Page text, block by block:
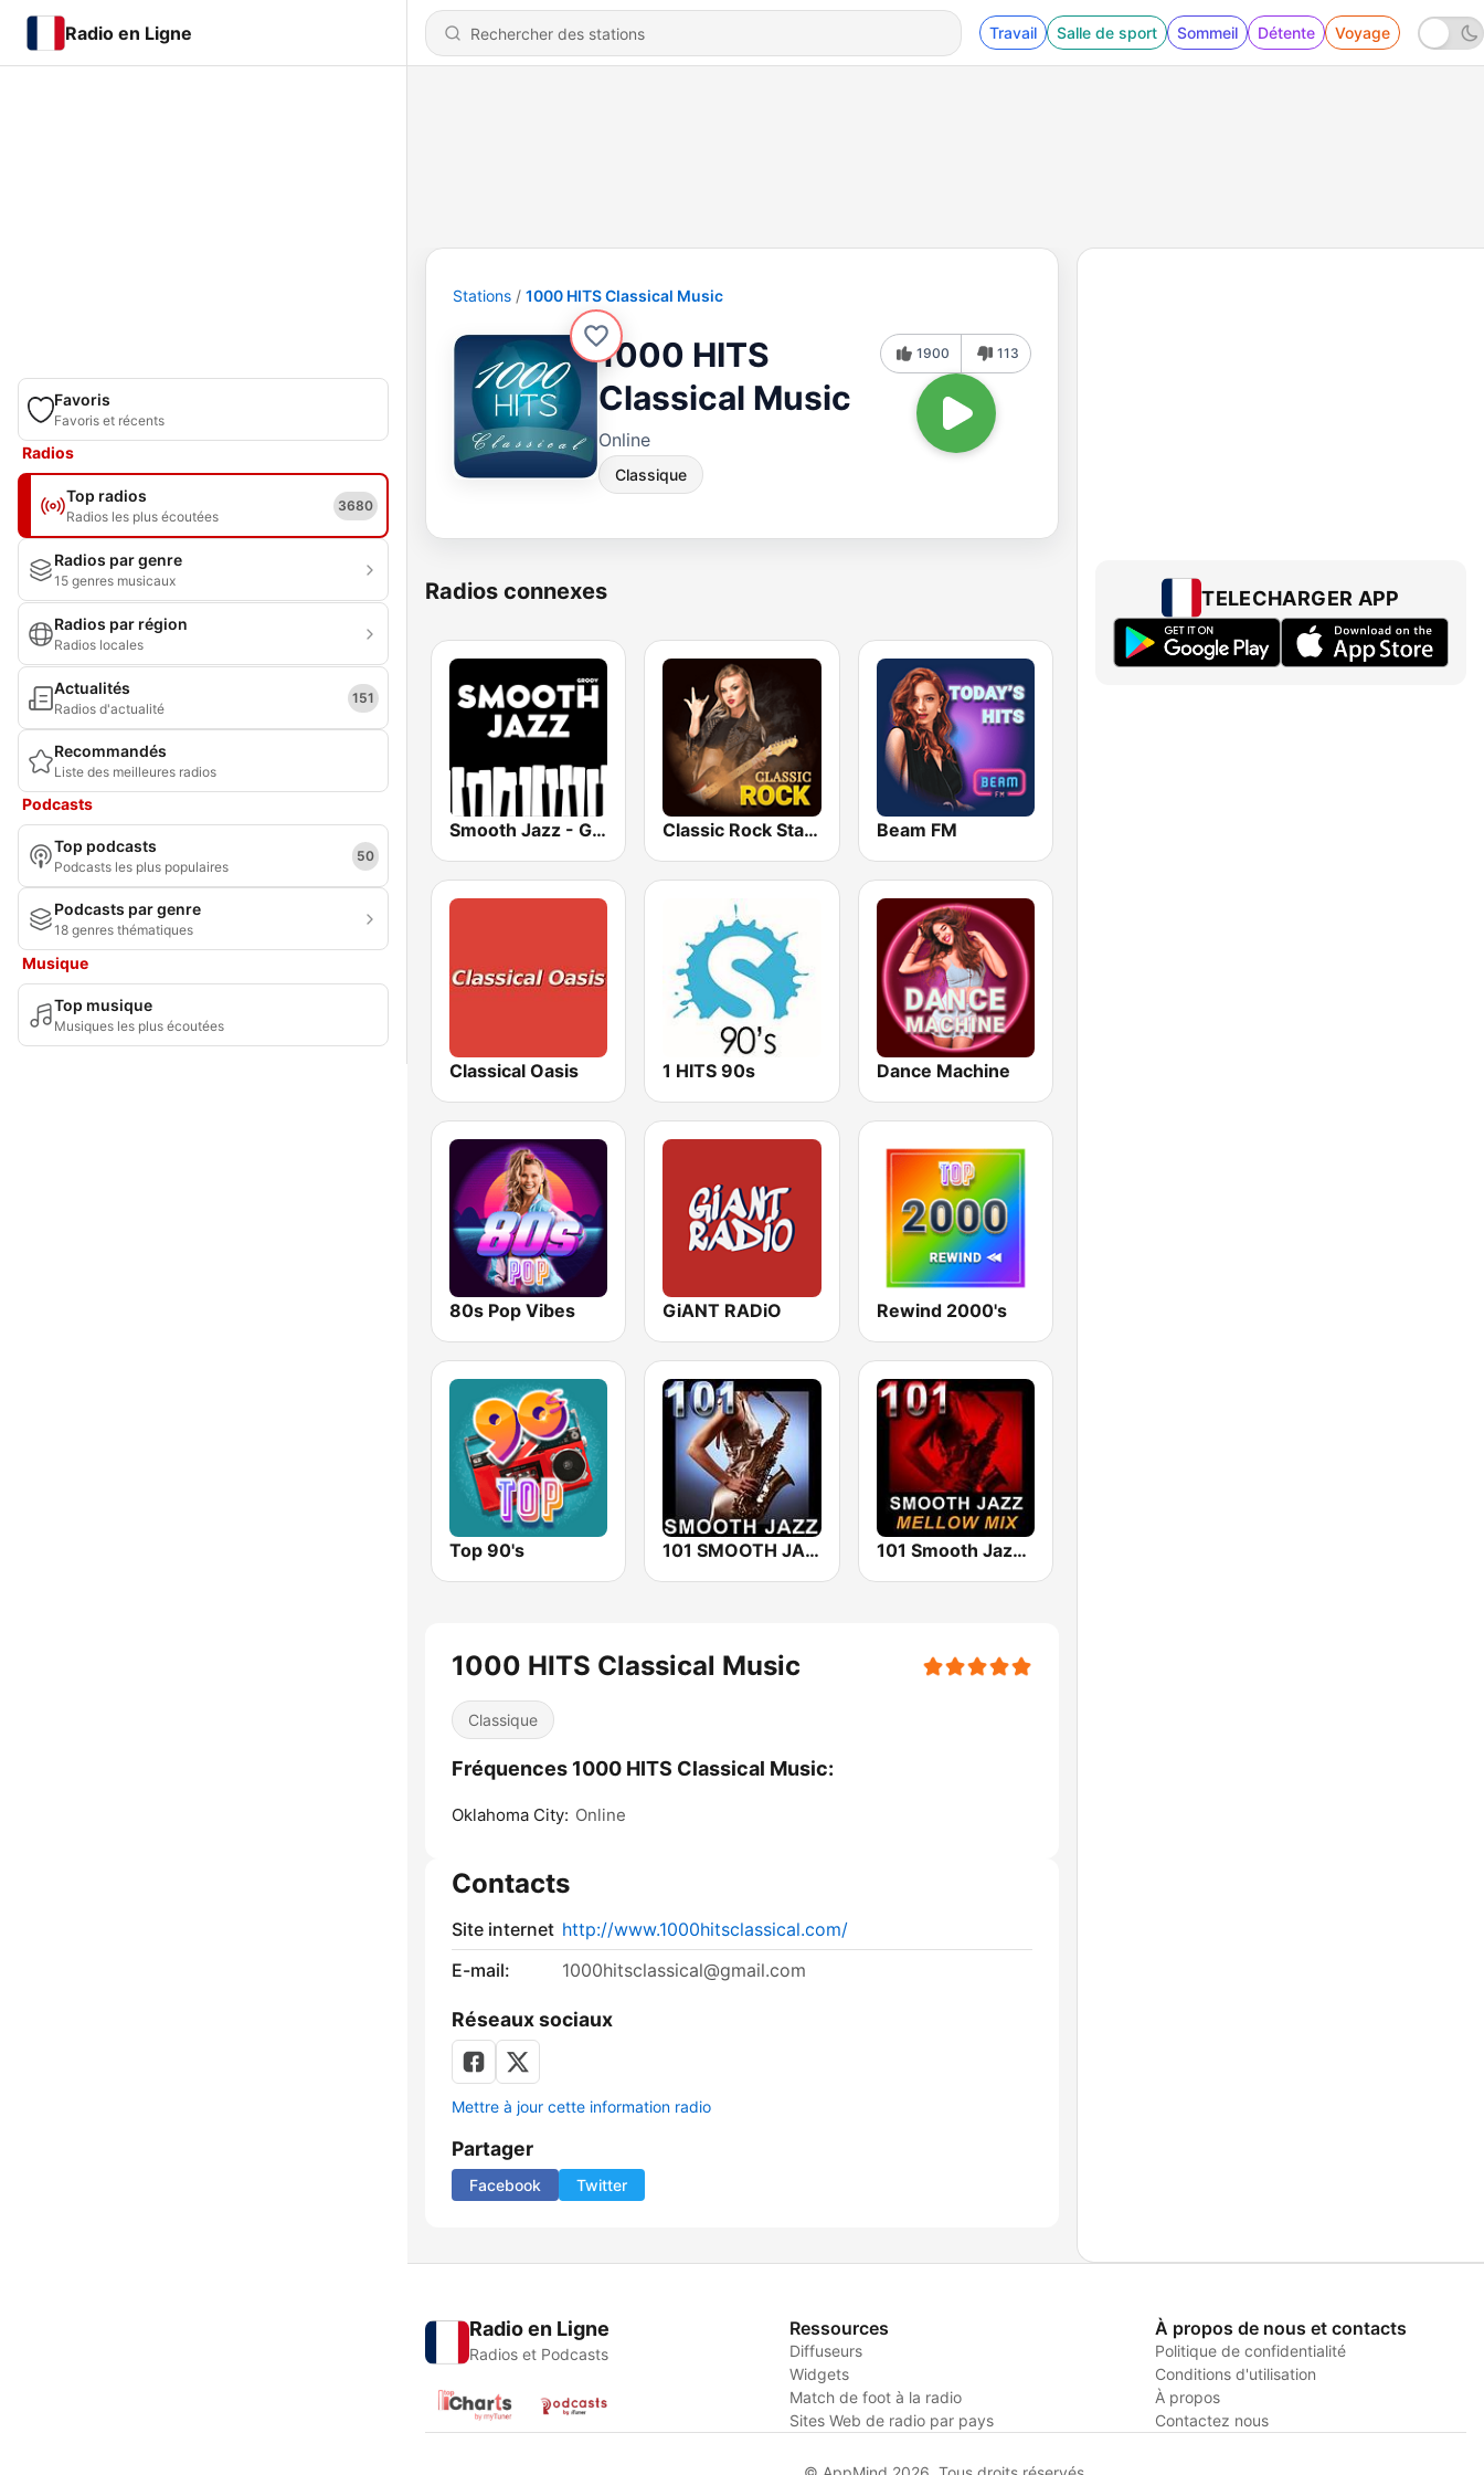
Radio en Ligne Travail Salle de sport Sommeil Détente Voyage
Favoris
Favoris et récents
Radios
Top radios
Radios les plus écoutées
3680
Radios par genre
15 genres musicaux
Radios par région
Radios locales
Actualités
Radios d'actualité
151
Recommandés
Liste des meilleures radios
Podcasts
Top podcasts
Podcasts les plus populaires
50
Podcasts par genre
18 genres thématiques
Musique
Top musique
Musiques les plus écoutées
Stations 1000 HITS Classical Music
1000 HITS
Classical Music
Online
Classique
1900 113
Radios connexes
Smooth Jazz - Groov Classic Rock Station Beam FM
Classical Oasis 1 HITS 90s Dance Machine
80s Pop Vibes GiANT RADiO Rewind 2000's
Top 90's 101 SMOOTH JAZZ 101 Smooth Jazz Mellow Mix
1000 HITS Classical Music
Classique
Fréquences 1000 HITS Classical Music:
Oklahoma City: Online
Contacts
Site internet http://www.1000hitsclassical.com/
E-mail:
1000hitsclassical@gmail.com
Réseaux sociaux
Mettre à jour cette information radio
Partager
Facebook Twitter
TELECHARGER APP
Radio en Ligne
Radios et Podcasts
Ressources
Diffuseurs
Widgets
Match de foot à la radio
Sites Web de radio par pays
À propos de nous et contacts
Politique de confidentialité
Conditions d'utilisation
À propos
Contactez nous